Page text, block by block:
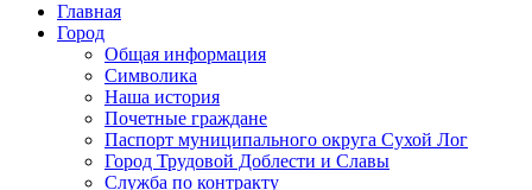
Главная
Город
Общая информация
Символика
Наша история
Почетные граждане
Паспорт муниципального округа Сухой Лог
Город Трудовой Доблести и Славы
Служба по контракту